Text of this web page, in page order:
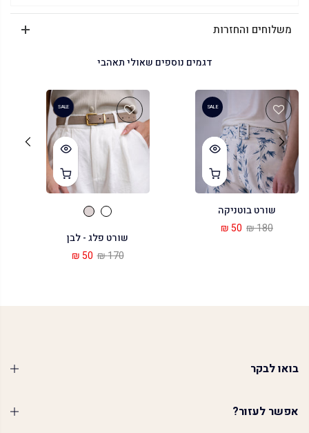
משלוחים והחזרות
דגמים נוספים שאולי תאהבי
SALE
שורט בוטניקה
180 ₪
50 ₪
SALE
שורט פלג - לבן
170 ₪
50 ₪
בואו לבקר
אפשר לעזור?